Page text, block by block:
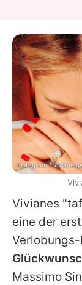
Vivianes
eine der
Verlobungs-
Massimo
Instagram /